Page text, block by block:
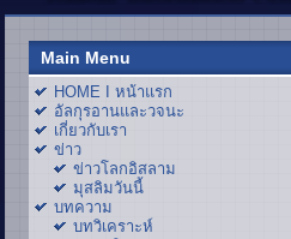
Main Menu
HOME I หน้าแรก
อัลกุรอานและวจนะ
เกี่ยวกับเรา
ข่าว
ข่าวโลกอิสลาม
มุสลิมวันนี้
บทความ
บทวิเคราะห์